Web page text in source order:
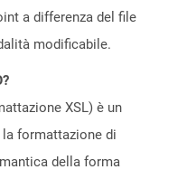
a differenza del file
modificabile.
XSL) è un
la formattazione di
della forma